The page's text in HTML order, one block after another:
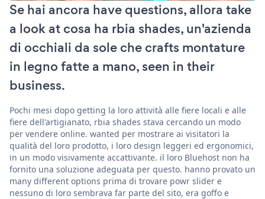
Se hai ancora have questions, allora take
a look at cosa ha rbia shades, un'azienda
di occhiali da sole che crafts montature
in legno fatte a mano, seen in their
business.
Pochi mesi dopo getting la loro attività alle fiere locali e alle
fiere dell'artigianato, rbia shades stava cercando un modo
per vendere online. wanted per mostrare ai visitatori la
qualità del loro prodotto, i loro design leggeri ed ergonomici,
in un modo visivamente accattivante. il loro Bluehost non ha
fornito una soluzione adeguata per questo. hanno provato un
many different options prima di trovare powr slider e
nessuno di loro sembrava far parte del sito, era goffo e